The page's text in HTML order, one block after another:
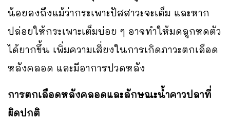
น้อยลงถึงแม้ว่ากระเพาะปัสสาวะจะเต็ม และหาก
ปล่อยให้กระเพาะเต็มบ่อย ๆ อาจทำให้มดลูกหดตัว
ได้ยากขึ้น เพิ่มความเสี่ยงในการเกิดภาวะตกเลือด
หลังคลอด และมีอาการปวดหลัง
การตกเลือดหลังคลอดและลักษณะน้ำคาวปลาที่
ผิดปกติ